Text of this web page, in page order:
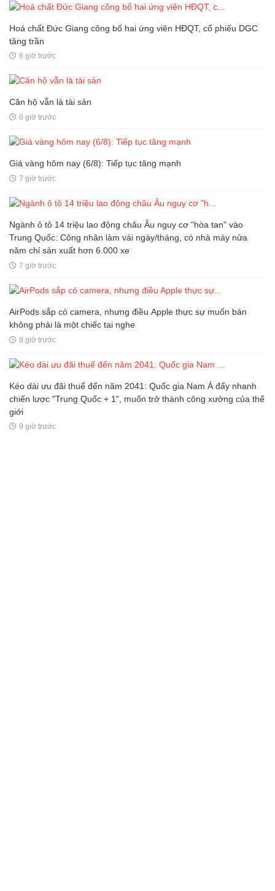
Hoá chất Đức Giang công bố hai ứng viên HĐQT, cổ phiếu DGC
tăng trần
6 giờ trước
Căn hộ vẫn là tài sản
6 giờ trước
Giá vàng hôm nay (6/8): Tiếp tục tăng mạnh
7 giờ trước
Ngành ô tô 14 triệu lao động châu Âu nguy cơ "hòa tan" vào
Trung Quốc: Công nhân làm vài ngày/tháng, có nhà máy nửa
năm chỉ sản xuất hơn 6.000 xe
7 giờ trước
AirPods sắp có camera, nhưng điều Apple thực sự muốn bán
không phải là một chiếc tai nghe
8 giờ trước
Kéo dài ưu đãi thuế đến năm 2041: Quốc gia Nam Á đẩy nhanh
chiến lược "Trung Quốc + 1", muốn trở thành công xưởng của thế
giới
9 giờ trước